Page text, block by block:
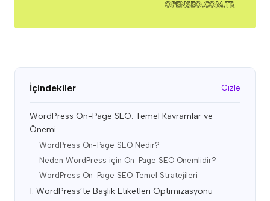
İçindekiler Gizle
WordPress On-Page SEO: Temel Kavramlar ve
Önemi
WordPress On-Page SEO Nedir?
Neden WordPress için On-Page SEO Önemlidir?
WordPress On-Page SEO Temel Stratejileri
1. WordPress’te Başlık Etiketleri Optimizasyonu